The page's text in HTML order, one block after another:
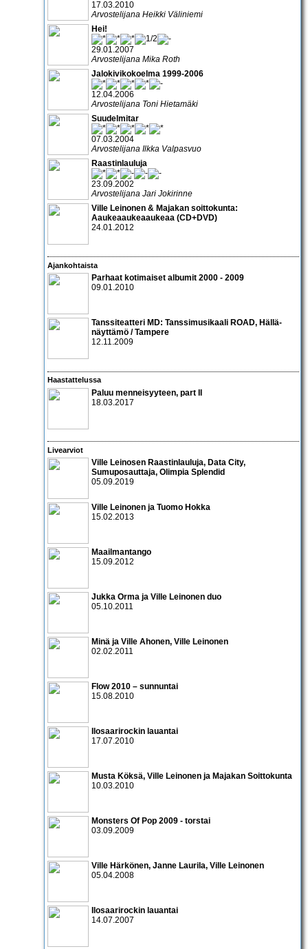
17.03.2010
Arvostelijana Heikki Väliniemi
Hei!
29.01.2007
Arvostelijana Mika Roth
Jalokivikokoelma 1999-2006
12.04.2006
Arvostelijana Toni Hietamäki
Suudelmitar
07.03.2004
Arvostelijana Ilkka Valpasvuo
Raastinlauluja
23.09.2002
Arvostelijana Jari Jokirinne
Ville Leinonen & Majakan soittokunta:
Aaukeaaukeaaukeaa (CD+DVD)
24.01.2012
Ajankohtaista
Parhaat kotimaiset albumit 2000 - 2009
09.01.2010
Tanssiteatteri MD: Tanssimusikaali ROAD, Hällä-
näyttämö / Tampere
12.11.2009
Haastattelussa
Paluu menneisyyteen, part II
18.03.2017
Livearviot
Ville Leinosen Raastinlauluja, Data City,
Sumuposauttaja, Olimpia Splendid
05.09.2019
Ville Leinonen ja Tuomo Hokka
15.02.2013
Maailmantango
15.09.2012
Jukka Orma ja Ville Leinonen duo
05.10.2011
Minä ja Ville Ahonen, Ville Leinonen
02.02.2011
Flow 2010 – sunnuntai
15.08.2010
Ilosaarirockin lauantai
17.07.2010
Musta Köksä, Ville Leinonen ja Majakan Soittokunta
10.03.2010
Monsters Of Pop 2009 - torstai
03.09.2009
Ville Härkönen, Janne Laurila, Ville Leinonen
05.04.2008
Ilosaarirockin lauantai
14.07.2007